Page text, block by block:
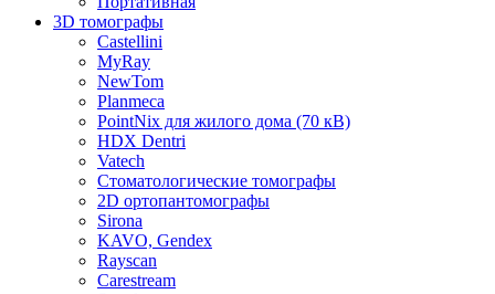
3D томографы
Castellini
MyRay
NewTom
Planmeca
PointNix для жилого дома (70 кВ)
HDX Dentri
Vatech
Стоматологические томографы
2D ортопантомографы
Sirona
KAVO, Gendex
Rayscan
Carestream